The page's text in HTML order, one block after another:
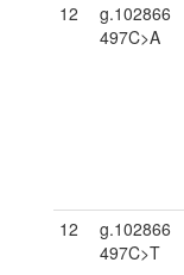
12
g.102866
497C>A
12
g.102866
497C>T